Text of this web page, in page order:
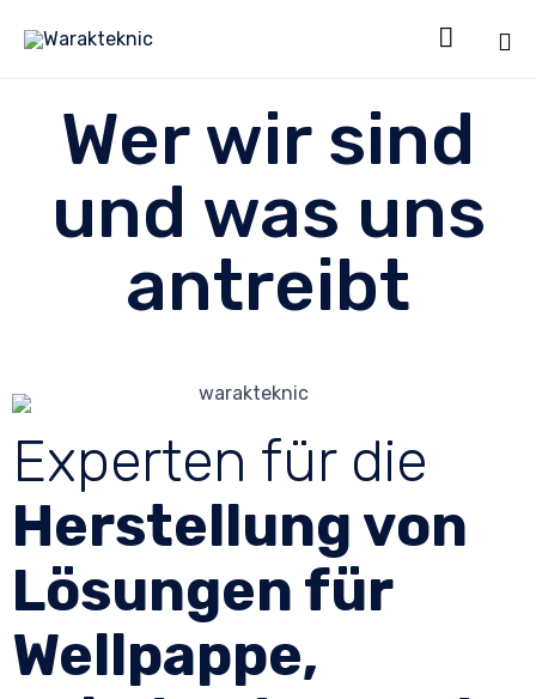

Wer wir sind
und was uns
antreibt
Experten für die
Herstellung von
Lösungen für
Wellpappe,